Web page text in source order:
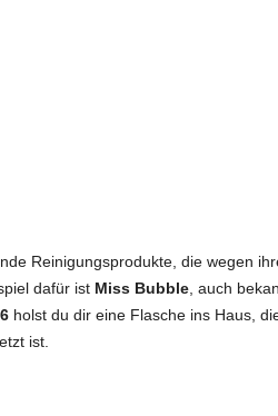
Reinigungsprodukte, die wegen
dafür ist Miss Bubble, auch
holst du dir eine Flasche ins Haus,
ist.